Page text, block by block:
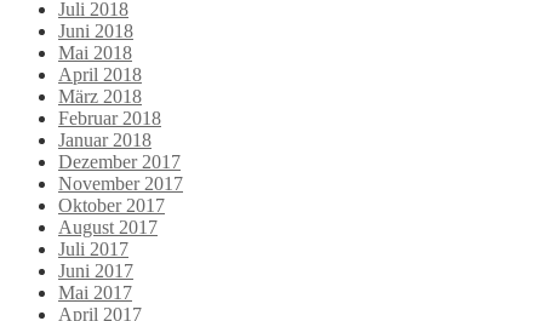
Juli 2018
Juni 2018
Mai 2018
April 2018
März 2018
Februar 2018
Januar 2018
Dezember 2017
November 2017
Oktober 2017
August 2017
Juli 2017
Juni 2017
Mai 2017
April 2017